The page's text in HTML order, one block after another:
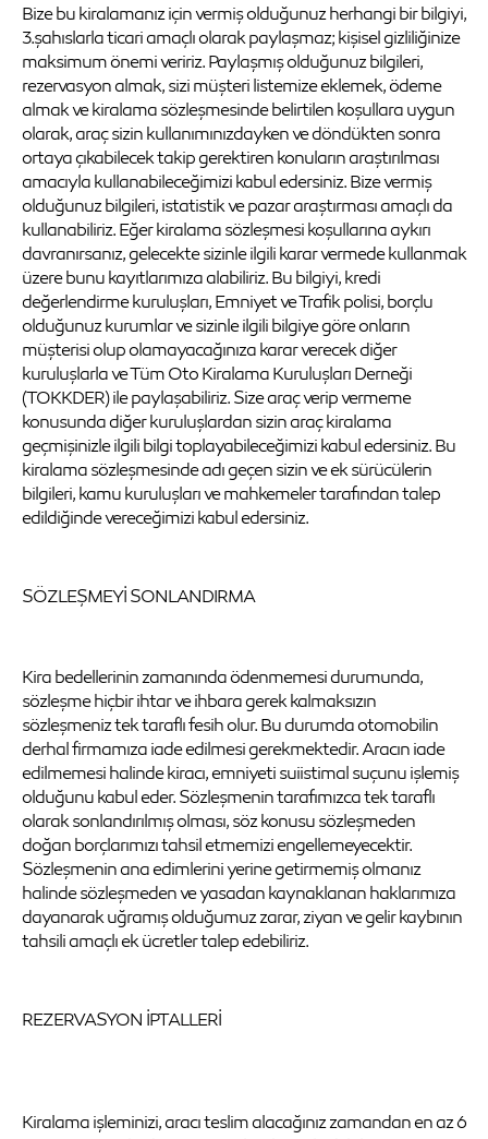
Bize bu kiralamanız için vermiş olduğunuz herhangi bir bilgiyi,
3.şahıslarla ticari amaçlı olarak paylaşmaz; kişisel gizliliğinize
maksimum önemi veririz. Paylaşmış olduğunuz bilgileri,
rezervasyon almak, sizi müşteri listemize eklemek, ödeme
almak ve kiralama sözleşmesinde belirtilen koşullara uygun
olarak, araç sizin kullanımınızdayken ve döndükten sonra
ortaya çıkabilecek takip gerektiren konuların araştırılması
amacıyla kullanabileceğimizi kabul edersiniz. Bize vermiş
olduğunuz bilgileri, istatistik ve pazar araştırması amaçlı da
kullanabiliriz. Eğer kiralama sözleşmesi koşullarına aykırı
davranırsanız, gelecekte sizinle ilgili karar vermede kullanmak
üzere bunu kayıtlarımıza alabiliriz. Bu bilgiyi, kredi
değerlendirme kuruluşları, Emniyet ve Trafik polisi, borçlu
olduğunuz kurumlar ve sizinle ilgili bilgiye göre onların
müşterisi olup olamayacağınıza karar verecek diğer
kuruluşlarla ve Tüm Oto Kiralama Kuruluşları Derneği
(TOKKDER) ile paylaşabiliriz. Size araç verip vermeme
konusunda diğer kuruluşlardan sizin araç kiralama
geçmişinizle ilgili bilgi toplayabileceğimizi kabul edersiniz. Bu
kiralama sözleşmesinde adı geçen sizin ve ek sürücülerin
bilgileri, kamu kuruluşları ve mahkemeler tarafından talep
edildiğinde vereceğimizi kabul edersiniz.
SÖZLEŞMEYİ SONLANDIRMA
Kira bedellerinin zamanında ödenmemesi durumunda,
sözleşme hiçbir ihtar ve ihbara gerek kalmaksızın
sözleşmeniz tek taraflı fesih olur. Bu durumda otomobilin
derhal firmamıza iade edilmesi gerekmektedir. Aracın iade
edilmemesi halinde kiracı, emniyeti suiistimal suçunu işlemiş
olduğunu kabul eder. Sözleşmenin tarafımızca tek taraflı
olarak sonlandırılmış olması, söz konusu sözleşmeden
doğan borçlarımızı tahsil etmemizi engellemeyecektir.
Sözleşmenin ana edimlerini yerine getirmemiş olmanız
halinde sözleşmeden ve yasadan kaynaklanan haklarımıza
dayanarak uğramış olduğumuz zarar, ziyan ve gelir kaybının
tahsili amaçlı ek ücretler talep edebiliriz.
REZERVASYON İPTALLERİ
Kiralama işleminizi, aracı teslim alacağınız zamandan en az 6